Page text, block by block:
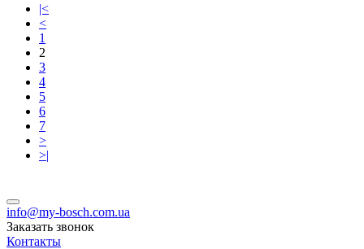
|<
<
1
2
3
4
5
6
7
>
>|
info@my-bosch.com.ua
Заказать звонок
Контакты